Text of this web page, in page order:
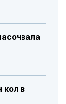
кол в